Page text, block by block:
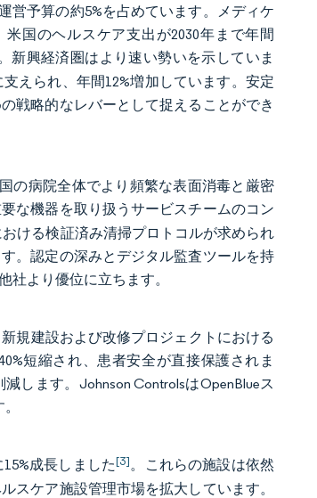
営予算の約5%を占めています。メディケ
米国のヘルスケア支出が2030年まで年間
新興経済圏はより速い勢いを示していま
えられ、年間12%増加しています。安定
戦略的なレバーとして捉えることができ
の病院全体でより頻繁な表面消毒と厳密
な機器を取り扱うサービスチームのコン
ける検証済み清掃プロトコルが求められ
。認定の深みとデジタル監査ツールを持
より優位に立ちます。
規建設および改修プロジェクトにおける
短縮され、患者安全が直接保護されま
します。Johnson ControlsはOpenBlueス
成長しました[3]。これらの施設は依然
スケア施設管理市場を拡大しています。